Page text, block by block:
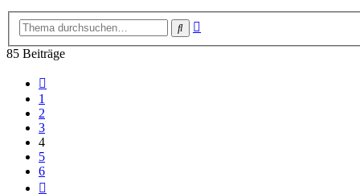
Suche
85 Beiträge
1
2
3
4
5
6